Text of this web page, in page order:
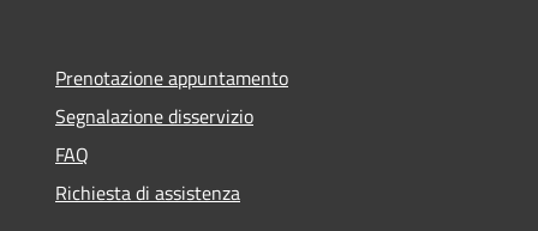
Prenotazione appuntamento
Segnalazione disservizio
FAQ
Richiesta di assistenza